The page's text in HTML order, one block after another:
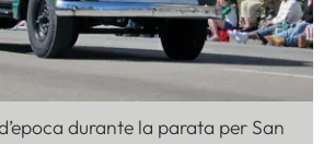
durante la parata per San